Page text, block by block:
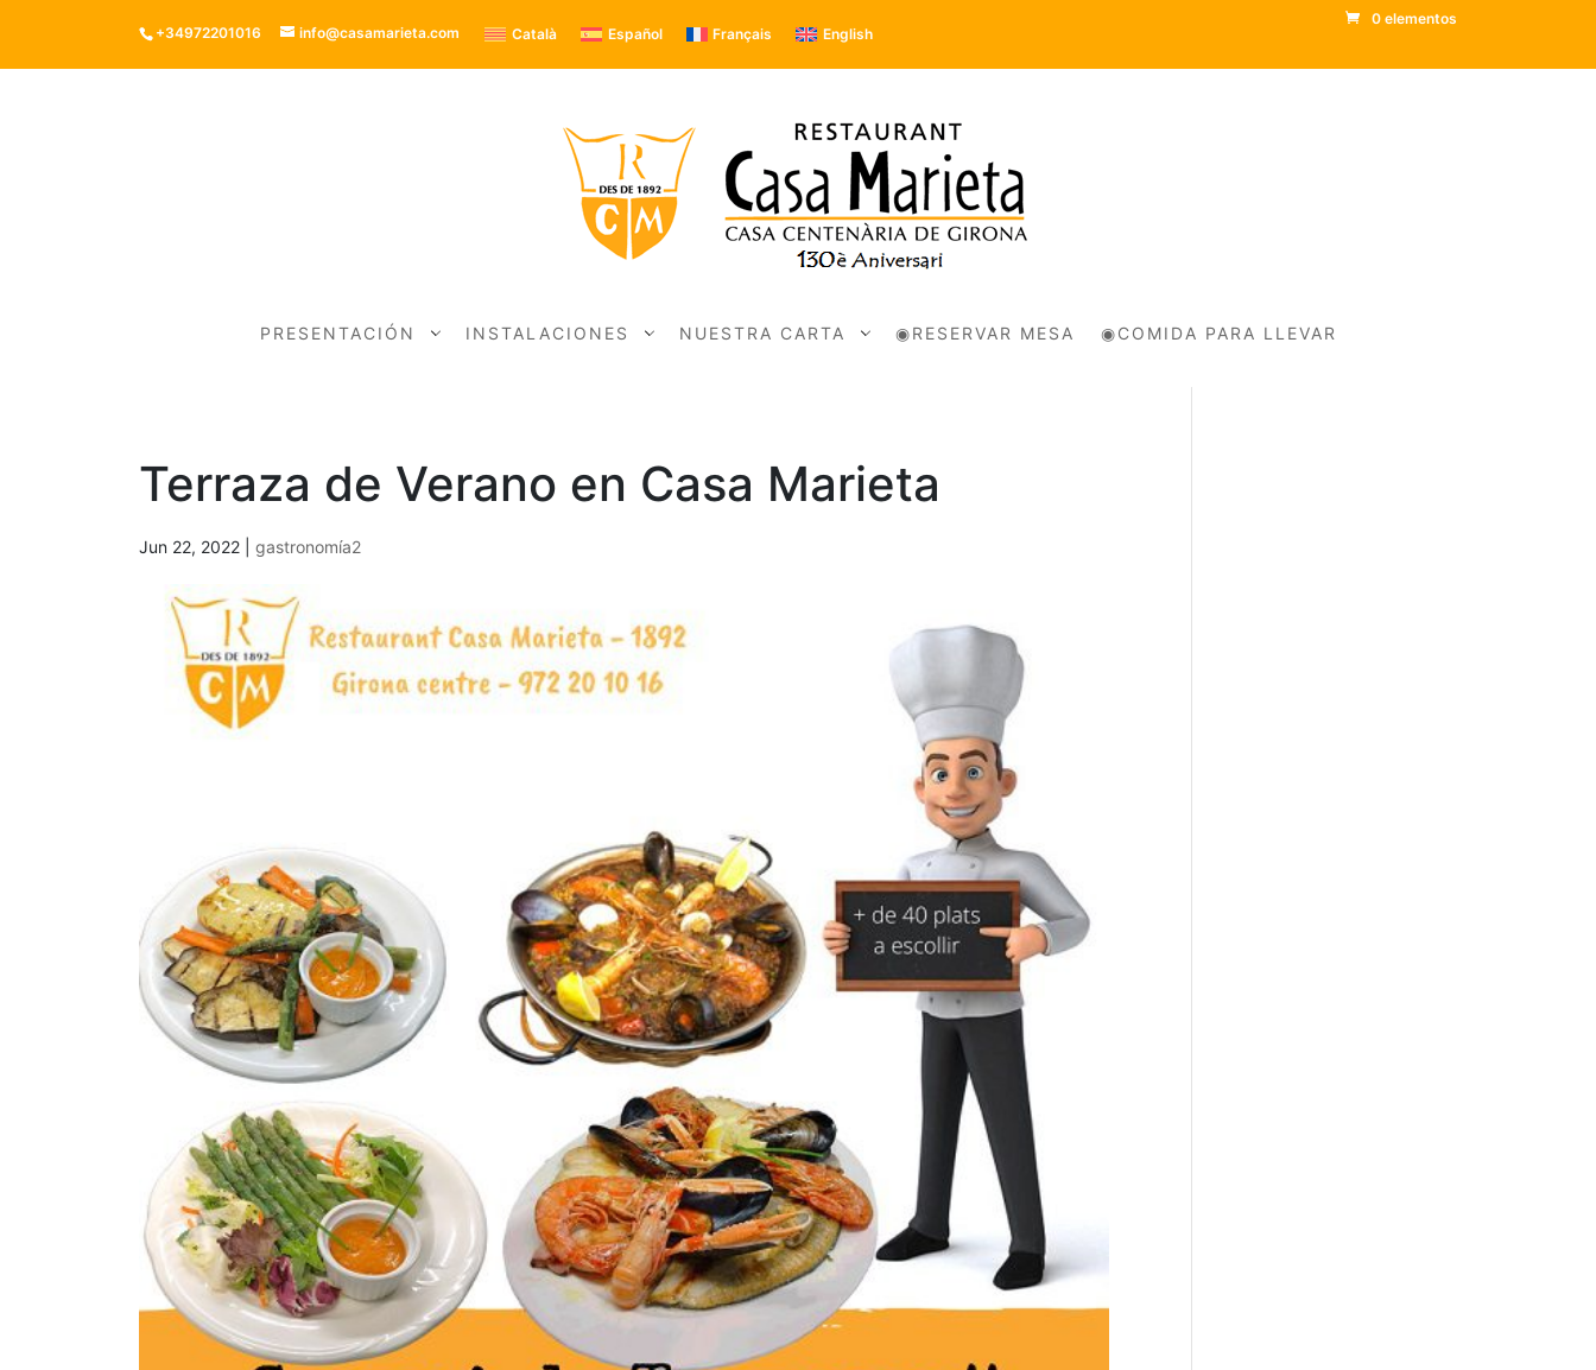
+34972201016 info@casamarieta.com Català Español Français English
0 elementos
PRESENTACIÓN INSTALACIONES NUESTRA CARTA ◉RESERVAR MESA ◉COMIDA PARA LLEVAR
Terraza de Verano en Casa Marieta
Jun 22, 2022 gastronomía2